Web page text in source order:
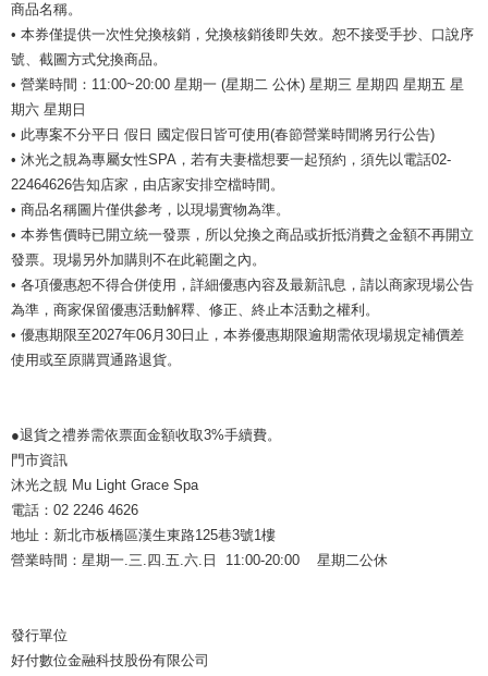
商品名稱。
• 本券僅提供一次性兌換核銷，兌換核銷後即失效。恕不接受手抄、口說序
號、截圖方式兌換商品。
• 營業時間：11:00~20:00 星期一 (星期二 公休) 星期三 星期四 星期五 星
期六 星期日
• 此專案不分平日 假日 國定假日皆可使用(春節營業時間將另行公告)
• 沐光之靚為專屬女性SPA，若有夫妻檔想要一起預約，須先以電話02-
22464626告知店家，由店家安排空檔時間。
• 商品名稱圖片僅供參考，以現場實物為準。
• 本券售價時已開立統一發票，所以兌換之商品或折抵消費之金額不再開立
發票。現場另外加購則不在此範圍之內。
• 各項優惠恕不得合併使用，詳細優惠內容及最新訊息，請以商家現場公告
為準，商家保留優惠活動解釋、修正、終止本活動之權利。
• 優惠期限至2027年06月30日止，本券優惠期限逾期需依現場規定補價差
使用或至原購買通路退貨。
●退貨之禮券需依票面金額收取3%手續費。
門市資訊
沐光之靚 Mu Light Grace Spa
電話：02 2246 4626
地址：新北市板橋區漢生東路125巷3號1樓
營業時間：星期一.三.四.五.六.日 11:00-20:00 星期二公休
發行單位
好付數位金融科技股份有限公司